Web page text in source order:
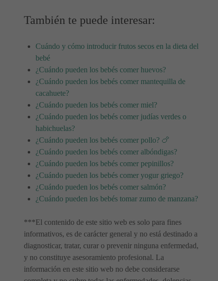
También te puede interesar:
Cuándo y cómo introducir frutos secos en la dieta del
bebé
¿Cuándo pueden los bebés comer huevos?
¿Cuándo pueden los bebés comer mantequilla de
cacahuete?
¿Cuándo pueden los bebés comer miel?
¿Cuándo pueden los bebés comer judías verdes o
habichuelas?
¿Cuándo pueden los bebés comer pollo? 🍗
¿Cuándo pueden los bebés comer albóndigas?
¿Cuándo pueden los bebés comer pepinillos?
¿Cuándo pueden los bebés comer yogur griego?
¿Cuándo pueden los bebés comer salmón?
¿Cuándo pueden los bebés tomar zumo de manzana?
***El contenido de este sitio web es solo para fines
informativos, es de carácter general y no está destinado a
diagnosticar, tratar, curar o prevenir ninguna enfermedad,
y no constituye asesoramiento profesional. La
información en este sitio web no debe considerarse